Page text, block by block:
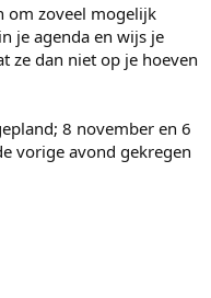
om zoveel mogelijk
je agenda en wijs je
ze dan niet op je hoeven
8 november en 6
vorige avond gekregen